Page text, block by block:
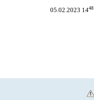
05.02.2023 1448